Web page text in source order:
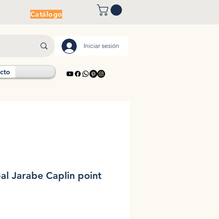
Catálogo
Iniciar sesión
Jarabe Caplin point